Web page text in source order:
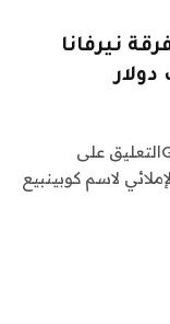
نيرفانا
قبل 11 دقيقةصدر الصورة، Getty Imagesالتعليق على
لاسم كوبينبيع